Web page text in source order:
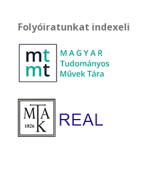
Folyóiratunkat indexeli